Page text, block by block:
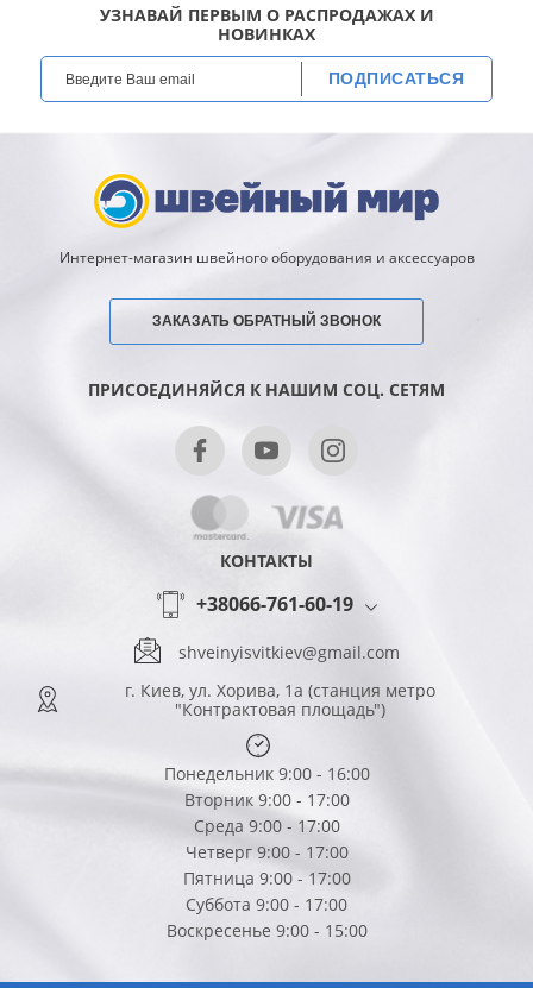
УЗНАВАЙ ПЕРВЫМ О РАСПРОДАЖАХ И
НОВИНКАХ
ПОДПИСАТЬСЯ
Интернет-магазин швейного оборудования и аксессуаров
ЗАКАЗАТЬ ОБРАТНЫЙ ЗВОНОК
ПРИСОЕДИНЯЙСЯ К НАШИМ СОЦ. СЕТЯМ
КОНТАКТЫ
+38066-761-60-19
shveinyisvitkiev@gmail.com
г. Киев, ул. Хорива, 1а (станция метро
"Контрактовая площадь")
Понедельник 9:00 - 16:00
Вторник 9:00 - 17:00
Среда 9:00 - 17:00
Четверг 9:00 - 17:00
Пятница 9:00 - 17:00
Суббота 9:00 - 17:00
Воскресенье 9:00 - 15:00